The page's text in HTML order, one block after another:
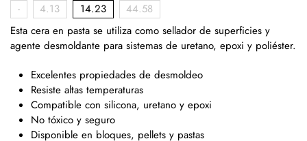
-
4.13 14.23
44.58
Esta cera en pasta se utiliza como sellador de superficies y
agente desmoldante para sistemas de uretano, epoxi y poliéster.
Excelentes propiedades de desmoldeo
Resiste altas temperaturas
Compatible con silicona, uretano y epoxi
No tóxico y seguro
Disponible en bloques, pellets y pastas